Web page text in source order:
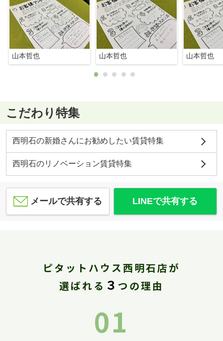
山本哲也 山本哲也 山本哲也
こだわり特集
西明石の新婚さんにお勧めしたい賃貸特集
西明石のリノベーション賃貸特集
メールで共有する LINEで共有する
ピタットハウス西明石店が
選ばれる ３ つの理由
01